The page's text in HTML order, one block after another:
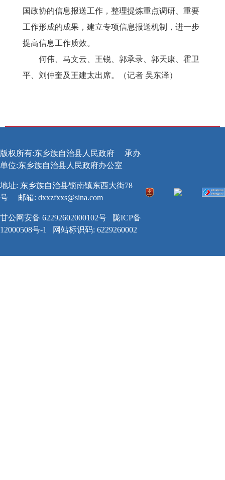
国政协的信息报送工作，整理提炼重点调研、重要
工作形成的成果，建立专项信息报送机制，进一步
提高信息工作质效。
何伟、马文云、王锐、郭承录、郭天康、霍卫
平、刘仲奎及王建太出席。（记者 吴东泽）
版权所有:东乡族自治县人民政府
承办
单位:东乡族自治县人民政府办公室
地址: 东乡族自治县锁南镇东西大街78
号
邮箱: dxxzfxxs@sina.com
甘公网安备 62292602000102号
陇ICP备
12000508号-1
网站标识码: 6229260002